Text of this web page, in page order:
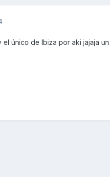
único de Ibiza por aki jajaja